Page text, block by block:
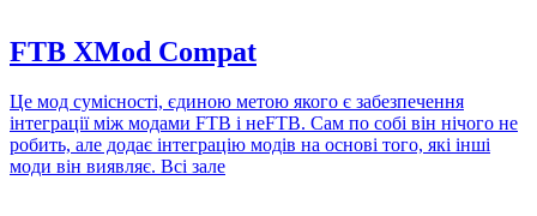
FTB XMod Compat
Це мод сумісності, єдиною метою якого є забезпечення
інтеграції між модами FTB і неFTB. Сам по собі він нічого не
робить, але додає інтеграцію модів на основі того, які інші
моди він виявляє. Всі зале